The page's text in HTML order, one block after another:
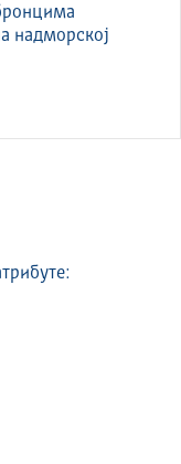
надморској